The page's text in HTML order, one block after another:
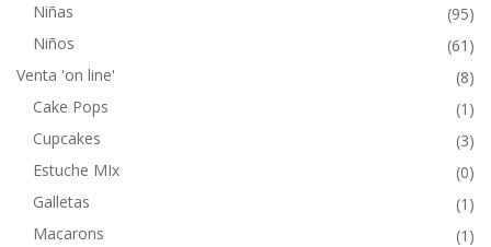
Niñas
(95)
Niños
(61)
Venta 'on line'
(8)
Cake Pops
(1)
Cupcakes
(3)
Estuche MIx
(0)
Galletas
(1)
Macarons
(1)